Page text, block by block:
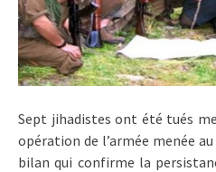
Sept jihadistes ont été tués
opération de l’armée menée
bilan qui confirme la